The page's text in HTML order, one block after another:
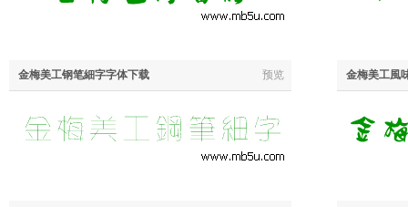
金梅美工钢笔細字字体下载 预览 金梅美工風